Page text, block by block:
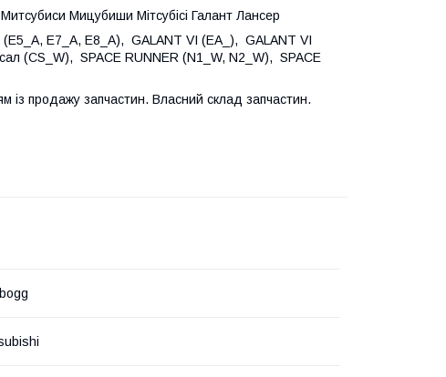
Мицубиши Мітсубісі Галант Лансер
E7_A, E8_A), GALANT VI (EA_), GALANT VI
(CS_W), SPACE RUNNER (N1_W, N2_W), SPACE
продажу запчастин. Власний склад запчастин.